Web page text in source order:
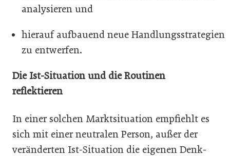
analysieren und
hierauf aufbauend neue Handlungsstrategien
zu entwerfen.
Die Ist-Situation und die Routinen
reflektieren
In einer solchen Marktsituation empfiehlt es
sich mit einer neutralen Person, außer der
veränderten Ist-Situation die eigenen Denk-